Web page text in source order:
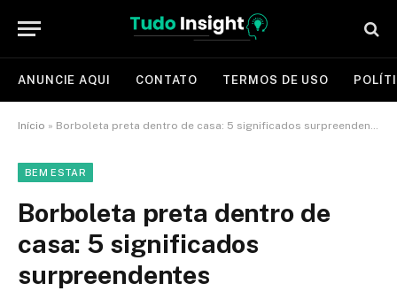
ANUNCIE AQUI CONTATO TERMOS DE USO
Início » Borboleta preta dentro de casa: 5 significados surpreendentes
BEM ESTAR
Borboleta preta dentro de
casa: 5 significados
surpreendentes